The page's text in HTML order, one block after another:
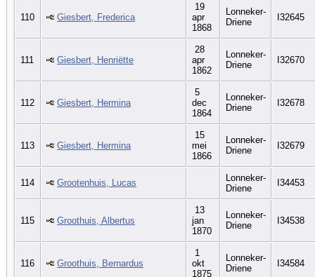
110 Giesbert, Frederica
19
apr
1868
Lonneker-
Driene
I32645
111 Giesbert, Henriëtte
28
apr
1862
Lonneker-
Driene
I32670
112 Giesbert, Hermina
5
dec
1864
Lonneker-
Driene
I32678
113 Giesbert, Hermina
15
mei
1866
Lonneker-
Driene
I32679
114 Grootenhuis, Lucas
Lonneker-
Driene
I34453
115 Groothuis, Albertus
13
jan
1870
Lonneker-
Driene
I34538
116 Groothuis, Bernardus
1
okt
1875
Lonneker-
Driene
I34584